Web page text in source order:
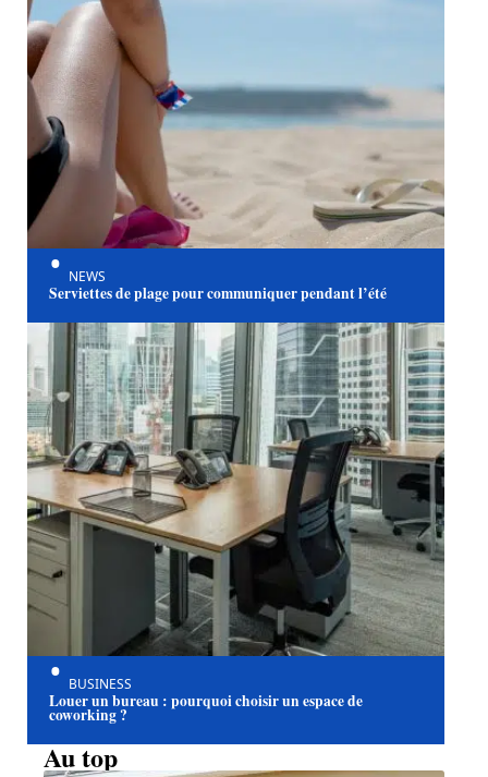
NEWS
Serviettes de plage pour communiquer pendant l’été
BUSINESS
Louer un bureau : pourquoi choisir un espace de
coworking ?
Au top